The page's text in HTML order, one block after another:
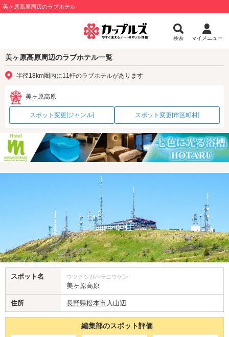
美ヶ原高原周辺のラブホテル
検索 マイメニュー
美ヶ原高原周辺のラブホテル一覧
半径18km圏内に11軒のラブホテルがあります
美ヶ原高原
スポット変更[ジャンル] スポット変更[市区町村]
スポット名 ウツクシガハラコウゲン
美ヶ原高原
住所 長野県松本市入山辺
編集部のスポット評価